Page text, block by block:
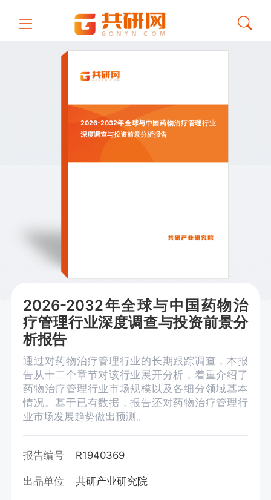
2026-2032年全球与中国药物治疗管理行业
深度调查与投资前景分析报告
2026-2032年全球与中国药物治
疗管理行业深度调查与投资前景分
析报告
通过对药物治疗管理行业的长期跟踪调查，本报
告从十二个章节对该行业展开分析，着重介绍了
药物治疗管理行业市场规模以及各细分领域基本
情况。基于已有数据，报告还对药物治疗管理行
业市场发展趋势做出预测。
报告编号 R1940369
出品单位 共研产业研究院